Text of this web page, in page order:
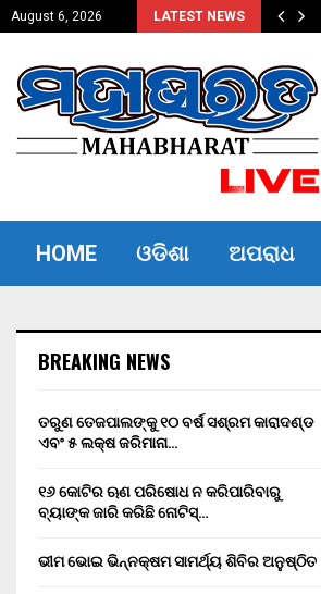
August 6, 2026 LATEST NEWS
ଏବଂ…
HOME ଓଡିଶା ଅପରାଧ
BREAKING NEWS
ତରୁଣ ତେଜପାଲଙ୍କୁ ୧୦ ବର୍ଷ ସଶ୍ରମ କାରାଦଣ୍ଡ
ଏବଂ ₹୫ ଲକ୍ଷ ଜରିମାନା…
୧୬ କୋଟିର ଋଣ ପରିଷୋଧ ନ କରିପାରିବାରୁ
ବ୍ୟାଙ୍କ ଜାରି କରିଛି ନୋଟିସ୍…
ଭୀମ ଭୋଇ ଭିନ୍ନକ୍ଷମ ସାମର୍ଥ୍ୟ ଶିବିର ଅନୁଷ୍ଠିତ